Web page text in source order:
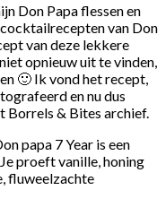
Don Papa flessen en
van Don
van deze lekkere
opnieuw uit te vinden,
🙂 Ik vond het recept,
en nu dus
Borrels & Bites archief.
papa 7 Year is een
proeft vanille, honing
fluweelzachte